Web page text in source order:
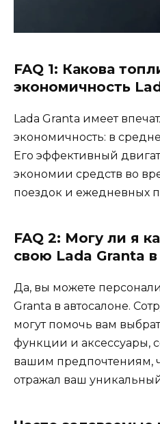
FAQ 1: Какова
экономичность
Lada Granta имеет
экономичность: в
Его эффективный
экономии средств во
поездок и ежедневных
FAQ 2: Могу ли я
свою Lada Granta
Да, вы можете
Granta в автосалоне.
могут помочь вам
функции и аксессуары,
вашим предпочтениям,
отражал ваш